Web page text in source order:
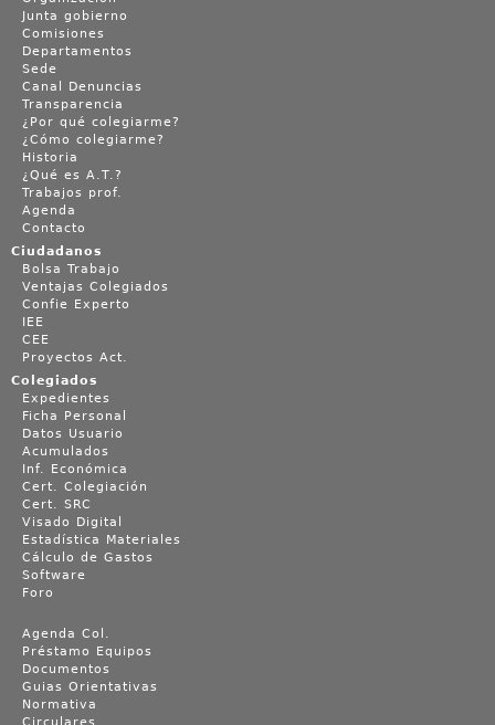
Junta gobierno
Comisiones
Departamentos
Sede
Canal Denuncias
Transparencia
¿Por qué colegiarme?
¿Cómo colegiarme?
Historia
¿Qué es A.T.?
Trabajos prof.
Agenda
Contacto
Ciudadanos
Bolsa Trabajo
Ventajas Colegiados
Confie Experto
IEE
CEE
Proyectos Act.
Colegiados
Expedientes
Ficha Personal
Datos Usuario
Acumulados
Inf. Económica
Cert. Colegiación
Cert. SRC
Visado Digital
Estadística Materiales
Cálculo de Gastos
Software
Foro
Agenda Col.
Préstamo Equipos
Documentos
Guias Orientativas
Normativa
Circulares